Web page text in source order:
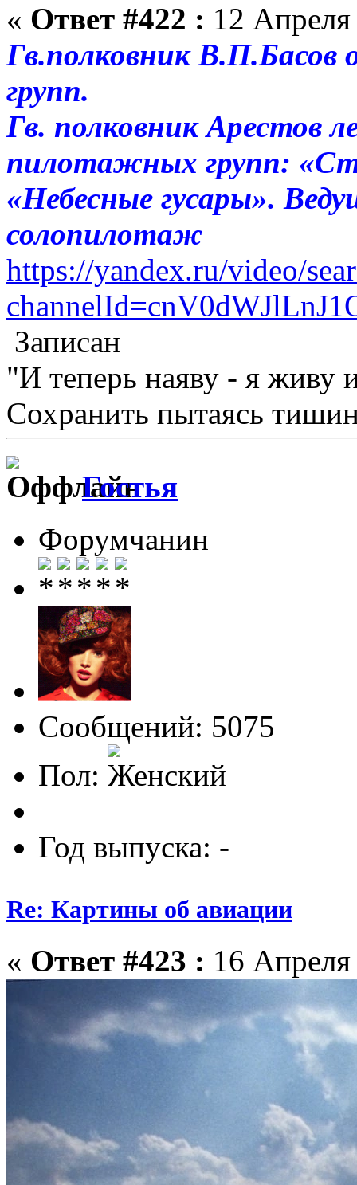
« Ответ #422 : 12
Гв.полковник
групп.
Гв. полковник Арестов
пилотажных групп:
«Небесные гусары».
солопилотаж
https://yandex.ru/video/
Записан
"И теперь наяву - я живу
Сохранить пытаясь
Гостья
Форумчанин
Сообщений: 5075
Пол:
Год выпуска: -
Re: Картины об авиации
« Ответ #423 : 16